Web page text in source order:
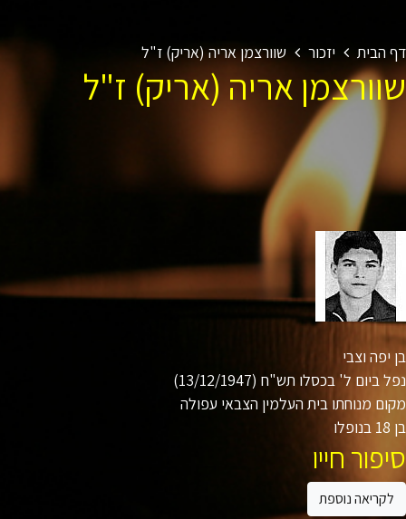
הבית יזכור שוורצמן אריה (אריק) ז"ל
אריה (אריק) ז"ל
וצבי
ביום ל' בכסלו תש"ח (13/12/1947)
מנוחתו בית העלמין הצבאי עפולה
חייו
נוספת